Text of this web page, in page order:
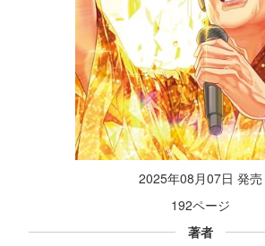
2025年08月07日 発売
192ページ
著者